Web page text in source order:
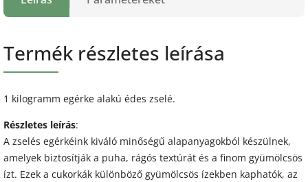
Termék részletes leírása
1 kilogramm egérke alakú édes zselé.
Részletes leírás:
A zselés egérkéink kiváló minőségű alapanyagokból készülnek,
amelyek biztosítják a puha, rágós textúrát és a finom gyümölcsös
ízt. Ezek a cukorkák különböző gyümölcsös ízekben kaphatók, az